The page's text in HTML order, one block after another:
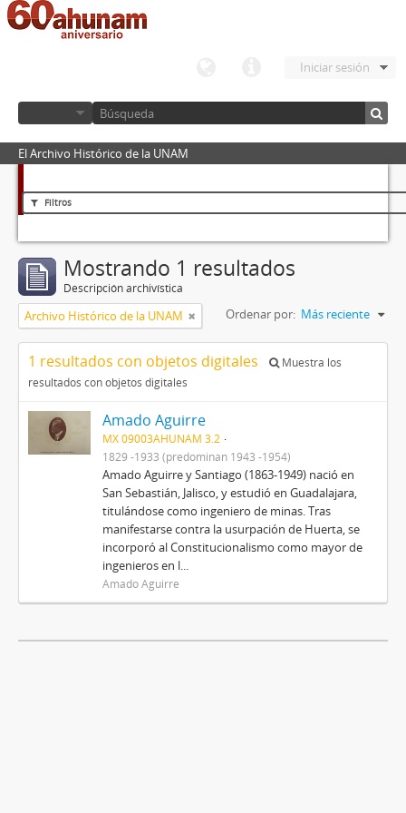
Iniciar sesión
El Archivo Histórico de la UNAM
Filtros
Mostrando 1 resultados
Descripción archivística
Archivo Histórico de la UNAM Ordenar por: Más reciente
1 resultados con objetos digitales
Muestra los
resultados con objetos digitales
Amado Aguirre
MX 09003AHUNAM 3.2
1829 -1933 (predominan 1943 -1954)
Amado Aguirre y Santiago (1863-1949) nació en
San Sebastián, Jalisco, y estudió en Guadalajara,
titulándose como ingeniero de minas. Tras
manifestarse contra la usurpación de Huerta, se
incorporó al Constitucionalismo como mayor de
ingenieros en l...
Amado Aguirre